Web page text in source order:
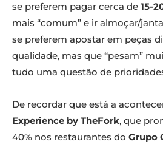
se preferem pagar cerca de 15-
mais “comum” e ir almoçar/
se preferem apostar em peças
qualidade, mas que “pesam”
tudo uma questão de
De recordar que está a
Experience by TheFork, que
40% nos restaurantes do Grupo